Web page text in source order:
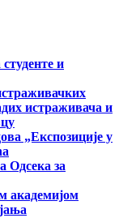
и
истраживача и
„Експозиције у
Одсека за
академијом